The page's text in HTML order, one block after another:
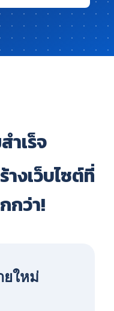
ำเร็จ
งเว็บไซต์ที่
กว่า!
ยใหม่